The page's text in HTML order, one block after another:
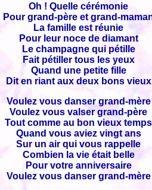
Oh ! Quelle cérémonie
Pour grand-père et grand-
La famille est réunie
Pour leur noce de diamant
Le champagne qui pétille
Fait pétiller tous les yeux
Quand une petite fille
Dit en riant aux deux bons vieux
Voulez vous danser grand-mère
Voulez vous valser grand-père
Tout comme au bon vieux temps
Quand vous aviez vingt ans
Sur un air qui vous rappelle
Combien la vie était belle
Pour votre anniversaire
Voulez vous danser grand-mère